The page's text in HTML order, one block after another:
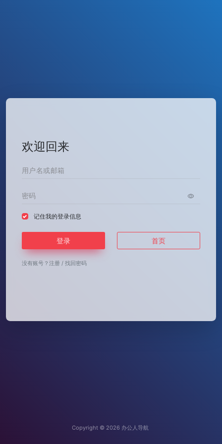
欢迎回来
记住我的登录信息
登录 首页
没有账号？ 注册 / 找回密码
Copyright © 2026 办公人导航